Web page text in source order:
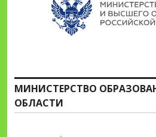
МИНИСТЕРСТВО
ОБЛАСТИ